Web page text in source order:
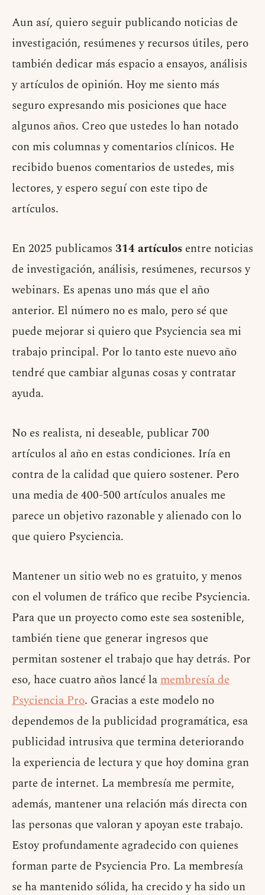
Aun así, quiero seguir publicando noticias de
investigación, resúmenes y recursos útiles, pero
también dedicar más espacio a ensayos, análisis
y artículos de opinión. Hoy me siento más
seguro expresando mis posiciones que hace
algunos años. Creo que ustedes lo han notado
con mis columnas y comentarios clínicos. He
recibido buenos comentarios de ustedes, mis
lectores, y espero seguí con este tipo de
artículos.
En 2025 publicamos 314 artículos entre noticias
de investigación, análisis, resúmenes, recursos y
webinars. Es apenas uno más que el año
anterior. El número no es malo, pero sé que
puede mejorar si quiero que Psyciencia sea mi
trabajo principal. Por lo tanto este nuevo año
tendré que cambiar algunas cosas y contratar
ayuda.
No es realista, ni deseable, publicar 700
artículos al año en estas condiciones. Iría en
contra de la calidad que quiero sostener. Pero
una media de 400-500 artículos anuales me
parece un objetivo razonable y alienado con lo
que quiero Psyciencia.
Mantener un sitio web no es gratuito, y menos
con el volumen de tráfico que recibe Psyciencia.
Para que un proyecto como este sea sostenible,
también tiene que generar ingresos que
permitan sostener el trabajo que hay detrás. Por
eso, hace cuatro años lancé lamembresía de
Psyciencia Pro. Gracias a este modelo no
dependemos de la publicidad programática, esa
publicidad intrusiva que termina deteriorando
la experiencia de lectura y que hoy domina gran
parte de internet. La membresía me permite,
además, mantener una relación más directa con
las personas que valoran y apoyan este trabajo.
Estoy profundamente agradecido con quienes
forman parte de Psyciencia Pro. La membresía
se ha mantenido sólida, ha crecido y ha sido un